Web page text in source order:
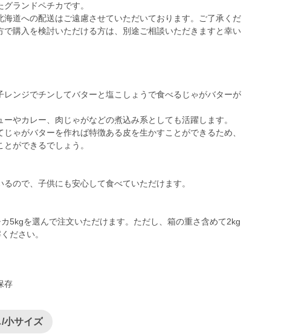
ランドペチカです。
道への配送はご遠慮させていただいております。ご了承くだ
で購入を検討いただける方は、別途ご相談いただきますと幸い
ンジでチンしてバターと塩こしょうで食べるじゃがバターが
やカレー、肉じゃがなどの煮込み系としても活躍します。
ゃがバターを作れば特徴ある皮を生かすことができるため、
ができるでしょう。
ので、子供にも安心して食べていただけます。
5kgを選んで注文いただけます。ただし、箱の重さ含めて2kg
ださい。
存
小サイズ